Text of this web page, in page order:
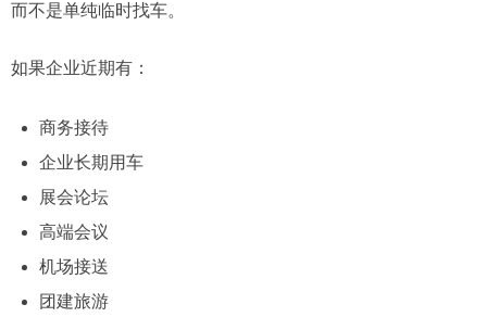
而不是单纯临时找车。
如果企业近期有：
商务接待
企业长期用车
展会论坛
高端会议
机场接送
团建旅游